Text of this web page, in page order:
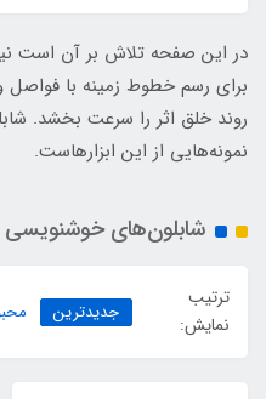
در این صفحه تلاش بر آن است
برای رسم خطوط زمینه با فواصل
روند خلق اثر را سرعت بخشد.
نمونه‌هایی از این ابزارهاست.
شابلون‌های خوشنویسی
ترتیب
نمایش:
جدیدترین